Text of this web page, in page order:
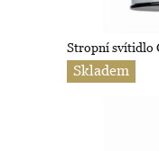
Stropní svítidlo
Skladem